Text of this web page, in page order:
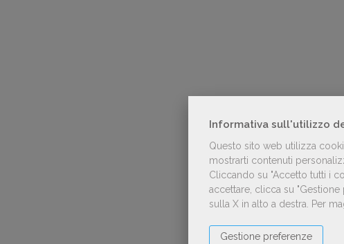
Informativa sull'utilizzo
Questo sito web utilizza
mostrarti contenuti
Cliccando su "Accetto tutti i
accettare, clicca su
sulla X in alto a destra. Per
Gestione preferenze